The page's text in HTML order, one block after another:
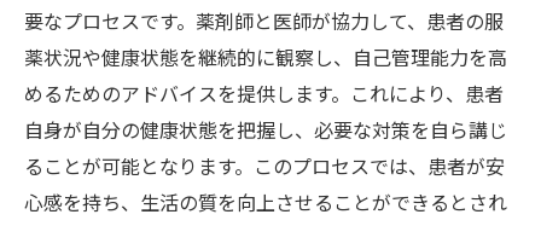
要なプロセスです。薬剤師と医師が協力して、患者の服
薬状況や健康状態を継続的に観察し、自己管理能力を高
めるためのアドバイスを提供します。これにより、患者
自身が自分の健康状態を把握し、必要な対策を自ら講じ
ることが可能となります。このプロセスでは、患者が安
心感を持ち、生活の質を向上させることができるとされ